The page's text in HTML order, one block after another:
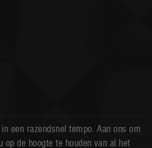
een razendsnel tempo. Aan ons om
de hoogte te houden van al het